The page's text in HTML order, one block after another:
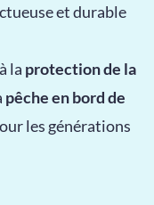
et durable
la protection de la
pêche en bord de
les générations